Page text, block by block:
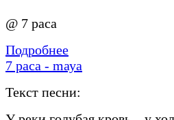
@ 7 раса
Подробнее
7 раса - mауа
Текст песни: